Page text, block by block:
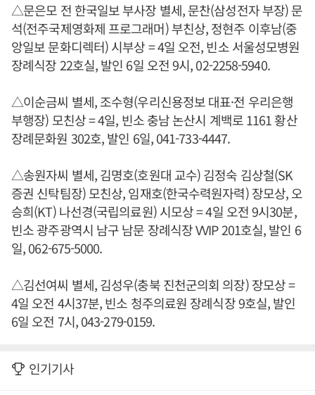
△문은모 전 한국일보 부사장 별세, 문찬(삼성전자 부장) 문
석(전주국제영화제 프로그래머) 부친상, 정현주 이후남(중
앙일보 문화디렉터) 시부상 = 4일 오전, 빈소 서울성모병원
장례식장 22호실, 발인 6일 오전 9시, 02-2258-5940.
△이순금씨 별세, 조수형(우리신용정보 대표·전 우리은행
부행장) 모친상 = 4일, 빈소 충남 논산시 계백로 1161 황산
장례문화원 302호, 발인 6일, 041-733-4447.
△송원자씨 별세, 김명호(호원대 교수) 김정숙 김상철(SK
증권 신탁팀장) 모친상, 임재호(한국수력원자력) 장모상, 오
승희(KT) 나선경(국립의료원) 시모상 = 4일 오전 9시30분,
빈소 광주광역시 남구 남문 장례식장 VVIP 201호실, 발인 6
일, 062-675-5000.
△김선여씨 별세, 김성우(충북 진천군의회 의장) 장모상 =
4일 오전 4시37분, 빈소 청주의료원 장례식장 9호실, 발인
6일 오전 7시, 043-279-0159.
인기기사